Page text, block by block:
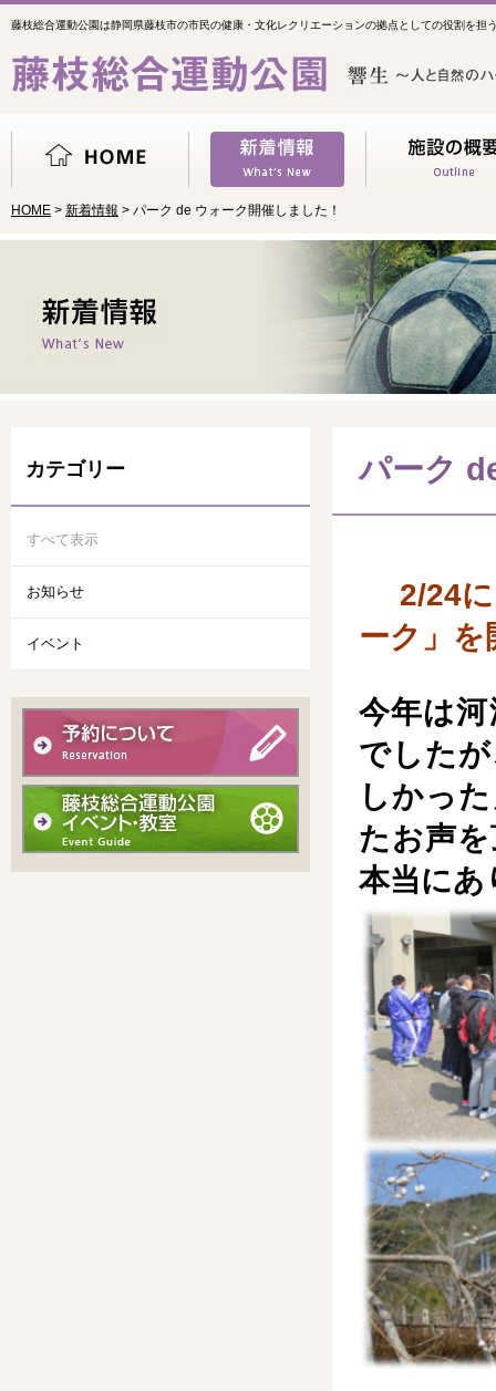
藤枝総合運動公園は静岡県藤枝市の市民の健康・文化レクリエーションの拠点としての役割を担
HOME > 新着情報 > パーク de ウォーク開催しました！
パーク
2/24に
ーク」を
今年は
でした
しかっ
たお声
本当にあ
カテゴリー
すべて表示
お知らせ
イベント